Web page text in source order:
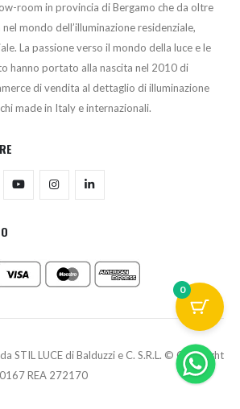
room in provincia di Bergamo che da oltre
mondo dell’illuminazione residenziale,
La passione verso il mondo della luce e le
hanno portato alla nascita nel 2010 di
di vendita al dettaglio di illuminazione
made in Italy e internazionali.
da STIL LUCE di Balduzzi e C. S.R.L. © Copyright
REA 272170
0